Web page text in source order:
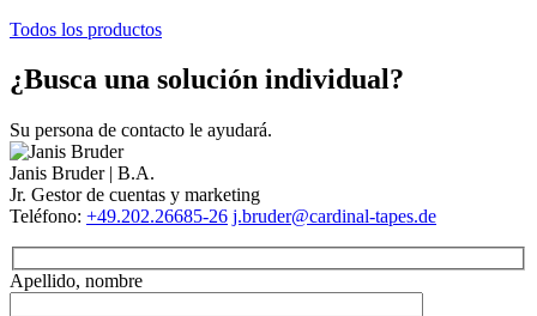
Todos los productos
¿Busca una solución individual?
Su persona de contacto le ayudará.
Janis Bruder | B.A.
Jr. Gestor de cuentas y marketing
Teléfono: +49.202.26685-26 j.bruder@cardinal-tapes.de
Apellido, nombre